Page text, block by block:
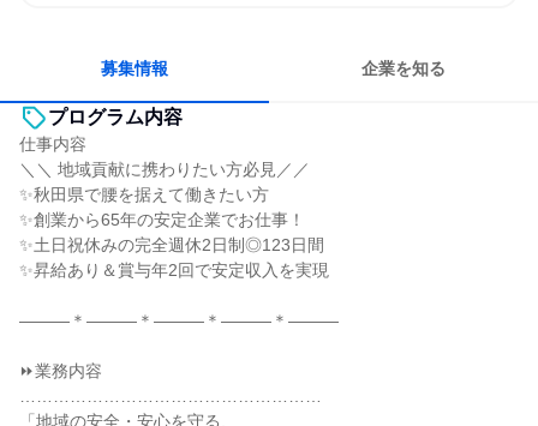
募集情報 企業を知る
プログラム内容
仕事内容
＼＼ 地域貢献に携わりたい方必見／／
✨秋田県で腰を据えて働きたい方
✨創業から65年の安定企業でお仕事！
✨土日祝休みの完全週休2日制◎123日間
✨昇給あり＆賞与年2回で安定収入を実現
―――＊―――＊―――＊―――＊―――
⏩業務内容
「地域の安全・安心を守る、